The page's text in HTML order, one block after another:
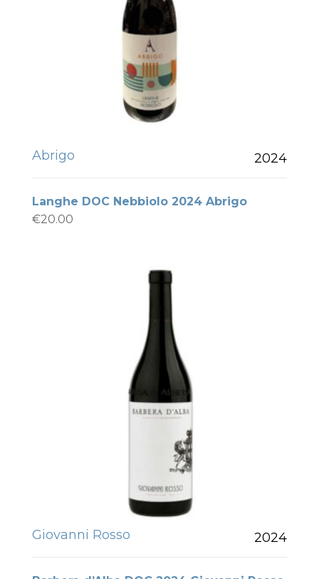
Abrigo 2024
Langhe DOC Nebbiolo 2024 Abrigo
€20.00
Giovanni Rosso 2024